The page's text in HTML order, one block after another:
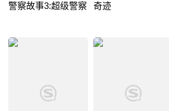
警察故事3:超级警察 奇迹